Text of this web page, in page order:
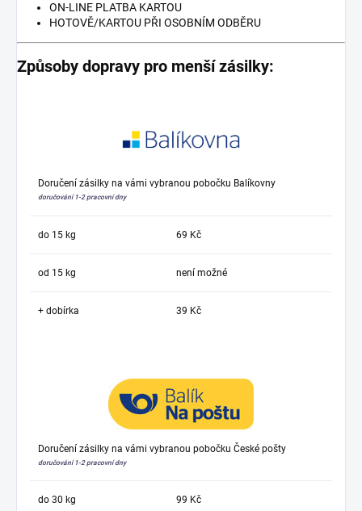
ON-LINE PLATBA KARTOU
HOTOVĚ/KARTOU PŘI OSOBNÍM ODBĚRU
Způsoby dopravy pro menší zásilky:
Doručení zásilky na vámi vybranou pobočku Balíkovny
doručování 1-2 pracovní dny
do 15 kg 69 Kč
od 15 kg není možné
+ dobírka 39 Kč
Doručení zásilky na vámi vybranou pobočku České pošty
doručování 1-2 pracovní dny
do 30 kg 99 Kč